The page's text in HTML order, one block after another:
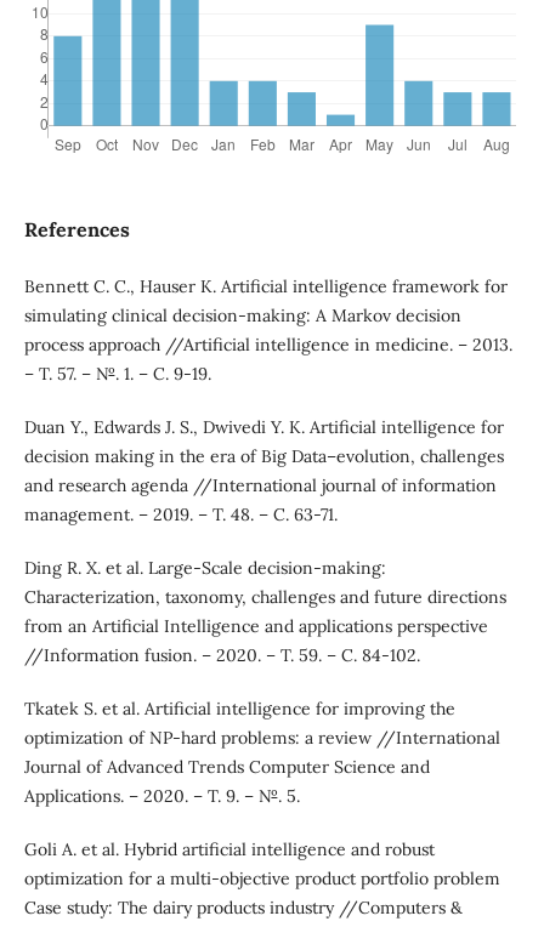
References
Bennett C. C., Hauser K. Artificial intelligence framework for
simulating clinical decision-making: A Markov decision
process approach //Artificial intelligence in medicine. – 2013.
– Т. 57. – №. 1. – С. 9-19.
Duan Y., Edwards J. S., Dwivedi Y. K. Artificial intelligence for
decision making in the era of Big Data–evolution, challenges
and research agenda //International journal of information
management. – 2019. – Т. 48. – С. 63-71.
Ding R. X. et al. Large-Scale decision-making:
Characterization, taxonomy, challenges and future directions
from an Artificial Intelligence and applications perspective
//Information fusion. – 2020. – Т. 59. – С. 84-102.
Tkatek S. et al. Artificial intelligence for improving the
optimization of NP-hard problems: a review //International
Journal of Advanced Trends Computer Science and
Applications. – 2020. – Т. 9. – №. 5.
Goli A. et al. Hybrid artificial intelligence and robust
optimization for a multi-objective product portfolio problem
Case study: The dairy products industry //Computers &